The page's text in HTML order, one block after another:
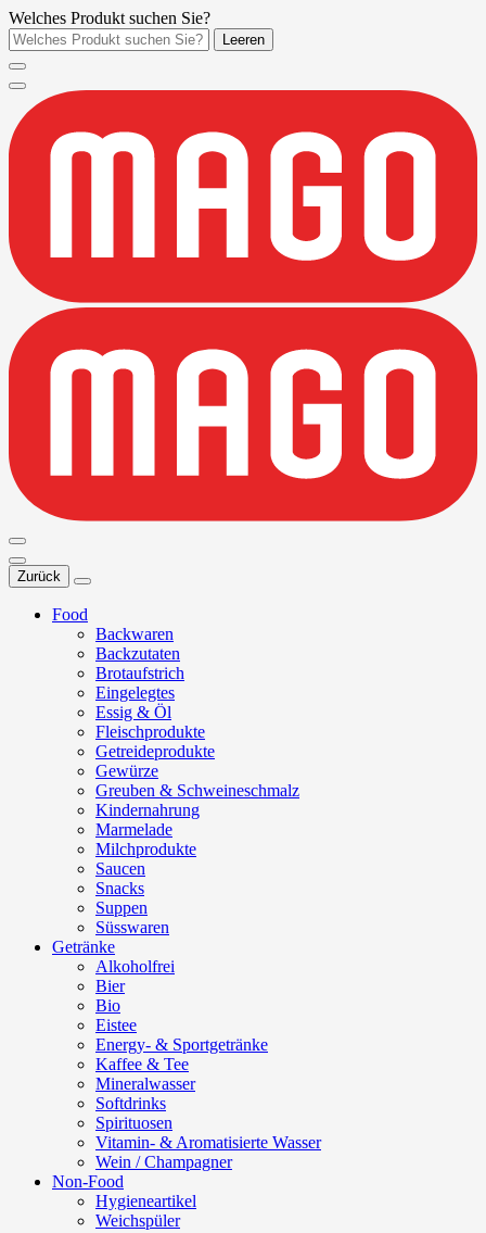
Welches Produkt suchen Sie?
Leeren
Zurück
Food
Backwaren
Backzutaten
Brotaufstrich
Eingelegtes
Essig & Öl
Fleischprodukte
Getreideprodukte
Gewürze
Greuben & Schweineschmalz
Kindernahrung
Marmelade
Milchprodukte
Saucen
Snacks
Suppen
Süsswaren
Getränke
Alkoholfrei
Bier
Bio
Eistee
Energy- & Sportgetränke
Kaffee & Tee
Mineralwasser
Softdrinks
Spirituosen
Vitamin- & Aromatisierte Wasser
Wein / Champagner
Non-Food
Hygieneartikel
Weichspüler